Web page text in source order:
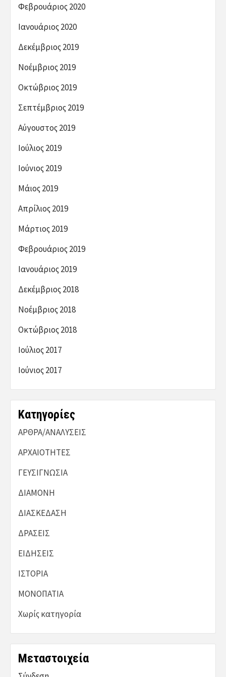
Φεβρουάριος 2020
Ιανουάριος 2020
Δεκέμβριος 2019
Νοέμβριος 2019
Οκτώβριος 2019
Σεπτέμβριος 2019
Αύγουστος 2019
Ιούλιος 2019
Ιούνιος 2019
Μάιος 2019
Απρίλιος 2019
Μάρτιος 2019
Φεβρουάριος 2019
Ιανουάριος 2019
Δεκέμβριος 2018
Νοέμβριος 2018
Οκτώβριος 2018
Ιούλιος 2017
Ιούνιος 2017
Kατηγορίες
ΑΡΘΡΑ/ΑΝΑΛΥΣΕΙΣ
ΑΡΧΑΙΟΤΗΤΕΣ
ΓΕΥΣΙΓΝΩΣΙΑ
ΔΙΑΜΟΝΗ
ΔΙΑΣΚΕΔΑΣΗ
ΔΡΑΣΕΙΣ
ΕΙΔΗΣΕΙΣ
ΙΣΤΟΡΙΑ
ΜΟΝΟΠΑΤΙΑ
Χωρίς κατηγορία
Μεταστοιχεία